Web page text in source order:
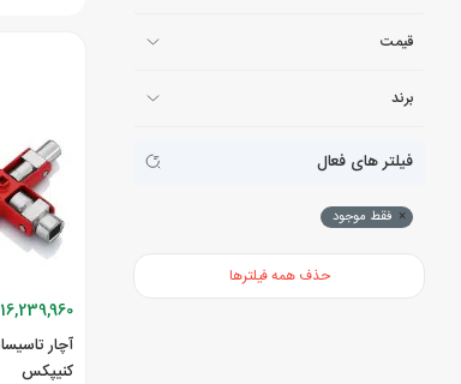
قیمت
برند
فیلتر های فعال
فقط موجود ×
حذف همه فیلترها
16,239,960
کنیپکس